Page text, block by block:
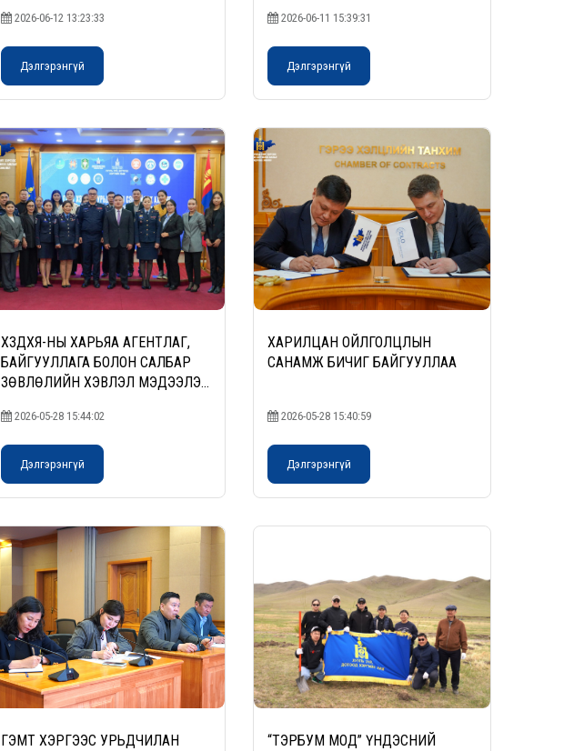
2026-06-12 13:23:33
Дэлгэрэнгүй
2026-06-11 15:39:31
Дэлгэрэнгүй
ХЗДХЯ-НЫ ХАРЬЯА АГЕНТЛАГ,
БАЙГУУЛЛАГА БОЛОН САЛБАР
ЗӨВЛӨЛИЙН ХЭВЛЭЛ МЭДЭЭЛЭЛ
ХААГЧИДТАЙ УУЛЗАЛТ ХИЙЛЭЭ
2026-05-28 15:44:02
Дэлгэрэнгүй
ХАРИЛЦАН ОЙЛГОЛЦЛЫН
САНАМЖ БИЧИГ БАЙГУУЛЛАА
2026-05-28 15:40:59
Дэлгэрэнгүй
ГЭМТ ХЭРГЭЭС УРЬДЧИЛАН
“ТЭРБУМ МОД” ҮНДЭСНИЙ